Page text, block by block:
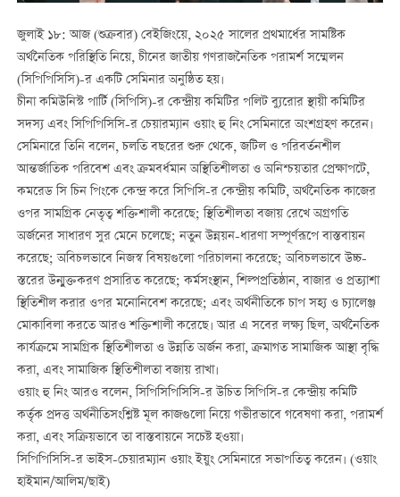
জুলাই ১৮: আজ (শুক্রবার) বেইজিংয়ে, ২০২৫ সালের প্রথমার্ধের সামষ্টিক
অর্থনৈতিক পরিস্থিতি নিয়ে, চীনের জাতীয় গণরাজনৈতিক পরামর্শ সম্মেলন
(সিপিপিসিসি)-র একটি সেমিনার অনুষ্ঠিত হয়।
চীনা কমিউনিস্ট পার্টি (সিপিসি)-র কেন্দ্রীয় কমিটির পলিট ব্যুরোর স্থায়ী কমিটির
সদস্য এবং সিপিপিসিসি-র চেয়ারম্যান ওয়াং হু নিং সেমিনারে অংশগ্রহণ করেন।
সেমিনারে তিনি বলেন, চলতি বছরের শুরু থেকে, জটিল ও পরিবর্তনশীল
আন্তর্জাতিক পরিবেশ এবং ক্রমবর্ধমান অস্থিতিশীলতা ও অনিশ্চয়তার প্রেক্ষাপটে,
কমরেড সি চিন পিংকে কেন্দ্র করে সিপিসি-র কেন্দ্রীয় কমিটি, অর্থনৈতিক কাজের
ওপর সামগ্রিক নেতৃত্ব শক্তিশালী করেছে; স্থিতিশীলতা বজায় রেখে অগ্রগতি
অর্জনের সাধারণ সুর মেনে চলেছে; নতুন উন্নয়ন-ধারণা সম্পূর্ণরূপে বাস্তবায়ন
করেছে; অবিচলভাবে নিজস্ব বিষয়গুলো পরিচালনা করেছে; অবিচলভাবে উচ্চ-
স্তরের উন্মুক্তকরণ প্রসারিত করেছে; কর্মসংস্থান, শিল্পপ্রতিষ্ঠান, বাজার ও প্রত্যাশা
স্থিতিশীল করার ওপর মনোনিবেশ করেছে; এবং অর্থনীতিকে চাপ সহ্য ও চ্যালেঞ্জ
মোকাবিলা করতে আরও শক্তিশালী করেছে। আর এ সবের লক্ষ্য ছিল, অর্থনৈতিক
কার্যক্রমে সামগ্রিক স্থিতিশীলতা ও উন্নতি অর্জন করা, ক্রমাগত সামাজিক আস্থা বৃদ্ধি
করা, এবং সামাজিক স্থিতিশীলতা বজায় রাখা।
ওয়াং হু নিং আরও বলেন, সিপিসিপিসিসি-র উচিত সিপিসি-র কেন্দ্রীয় কমিটি
কর্তৃক প্রদত্ত অর্থনীতিসংশ্লিষ্ট মূল কাজগুলো নিয়ে গভীরভাবে গবেষণা করা, পরামর্শ
করা, এবং সক্রিয়ভাবে তা বাস্তবায়নে সচেষ্ট হওয়া।
সিপিপিসিসি-র ভাইস-চেয়ারম্যান ওয়াং ইয়ুং সেমিনারে সভাপতিত্ব করেন। (ওয়াং
হাইমান/আলিম/ছাই)